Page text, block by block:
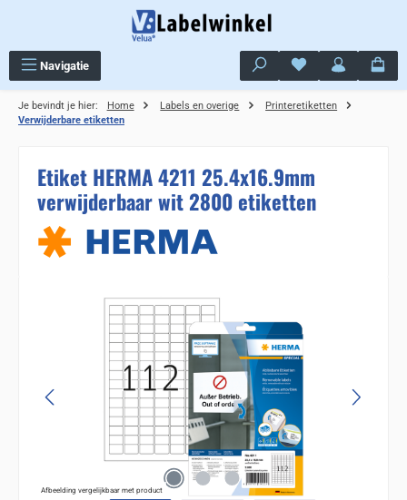
Navigatie Je hebt 0 items op
Je bevindt je hier: Home Labels en overige
Printeretiketten
Verwijderbare etiketten
Etiket HERMA 4211 25.4x16.9mm
verwijderbaar wit 2800 etiketten
Sla de afbeeldingengalerij over
Afbeelding vergelijkbaar met product